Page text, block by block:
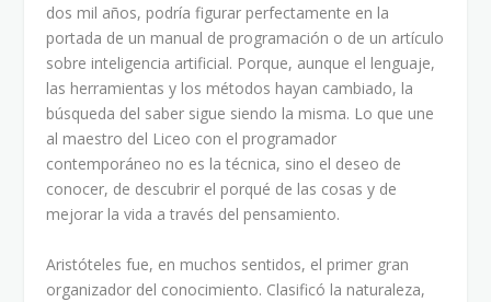
dos mil años, podría figurar perfectamente en la
portada de un manual de programación o de un artículo
sobre inteligencia artificial. Porque, aunque el lenguaje,
las herramientas y los métodos hayan cambiado, la
búsqueda del saber sigue siendo la misma. Lo que une
al maestro del Liceo con el programador
contemporáneo no es la técnica, sino el deseo de
conocer, de descubrir el porqué de las cosas y de
mejorar la vida a través del pensamiento.
Aristóteles fue, en muchos sentidos, el primer gran
organizador del conocimiento. Clasificó la naturaleza,